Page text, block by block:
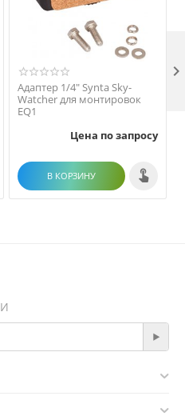
Адаптер 1/4" Synta Sky-
Watcher для монтировок
EQ1
Цена по запросу
В КОРЗИНУ
